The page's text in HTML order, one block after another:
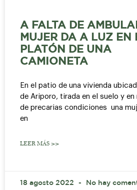
A FALTA DE
MUJER DA A LUZ EN
PLATÓN DE UNA
CAMIONETA
En el patio de una vivienda
de Ariporo, tirada en el suelo y en
de precarias condiciones una
en
LEER MÁS >>
18 agosto 2022 No hay